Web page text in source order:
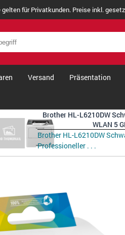
gelten für Privatkunden. Preise inkl.
Versand Präsentation
Brother HL-L6210DW
WLAN 5
Brother HL-L6210DW
Professioneller . . .